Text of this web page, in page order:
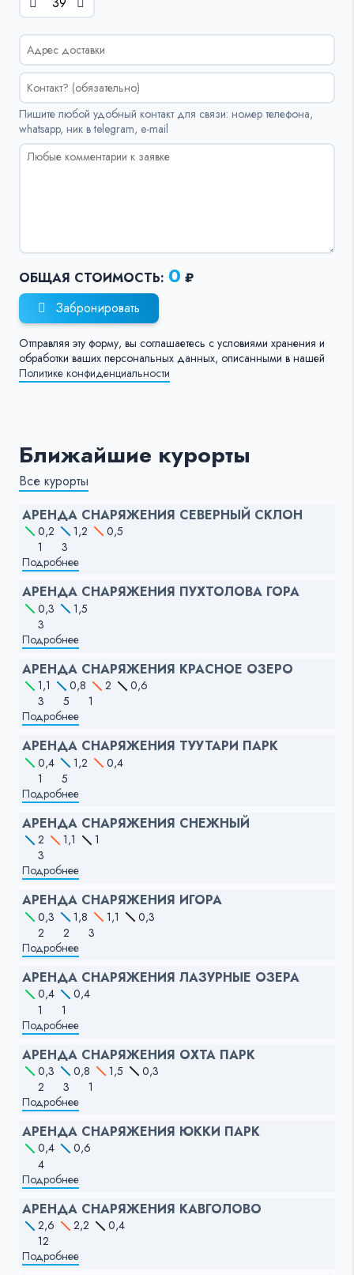
Пишите любой удобный контакт для связи: номер телефона,
whatsapp, ник в telegram, e-mail
ОБЩАЯ СТОИМОСТЬ: 0 ₽
Забронировать
Отправляя эту форму, вы соглашаетесь с условиями хранения и
обработки ваших персональных данных, описанными в нашей
Политике конфиденциальности
Ближайшие курорты
Все курорты
АРЕНДА СНАРЯЖЕНИЯ СЕВЕРНЫЙ СКЛОН
0,2 1,2
0,5
1
3
Подробнее
АРЕНДА СНАРЯЖЕНИЯ ПУХТОЛОВА ГОРА
0,3
1,5
3
Подробнее
АРЕНДА СНАРЯЖЕНИЯ КРАСНОЕ ОЗЕРО
1,1 0,8 2
0,6
3
5
1
Подробнее
АРЕНДА СНАРЯЖЕНИЯ ТУУТАРИ ПАРК
0,4 1,2
0,4
1
5
Подробнее
АРЕНДА СНАРЯЖЕНИЯ СНЕЖНЫЙ
2 1,1
1
3
Подробнее
АРЕНДА СНАРЯЖЕНИЯ ИГОРА
0,3 1,8 1,1
0,3
2
2
3
Подробнее
АРЕНДА СНАРЯЖЕНИЯ ЛАЗУРНЫЕ ОЗЕРА
0,4
0,4
1
1
Подробнее
АРЕНДА СНАРЯЖЕНИЯ ОХТА ПАРК
0,3 0,8 1,5
0,3
2
3
1
Подробнее
АРЕНДА СНАРЯЖЕНИЯ ЮККИ ПАРК
0,4
0,6
4
Подробнее
АРЕНДА СНАРЯЖЕНИЯ КАВГОЛОВО
2,6 2,2
0,4
12
Подробнее